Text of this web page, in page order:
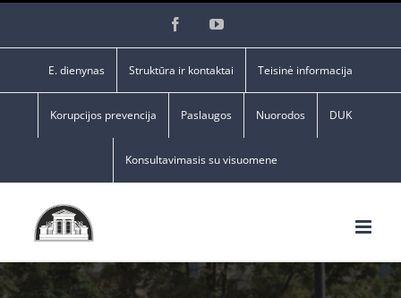
FacebookYouTube
E. dienynas Struktūra ir kontaktai Teisinė informacija
Korupcijos prevencija Paslaugos Nuorodos DUK
Konsultavimasis su visuomene